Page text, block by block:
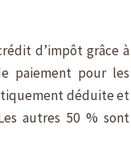
d’impôt grâce à
paiement pour les
déduite et
autres 50 % sont